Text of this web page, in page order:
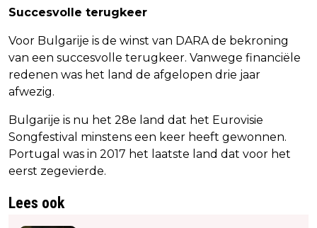
Succesvolle terugkeer
Voor Bulgarije is de winst van DARA de bekroning
van een succesvolle terugkeer. Vanwege financiële
redenen was het land de afgelopen drie jaar
afwezig.
Bulgarije is nu het 28e land dat het Eurovisie
Songfestival minstens een keer heeft gewonnen.
Portugal was in 2017 het laatste land dat voor het
eerst zegevierde.
Lees ook